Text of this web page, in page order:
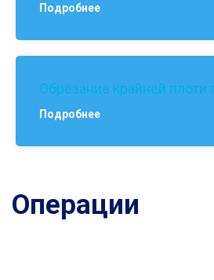
Подробнее
Обрезание крайней плоти
Подробнее